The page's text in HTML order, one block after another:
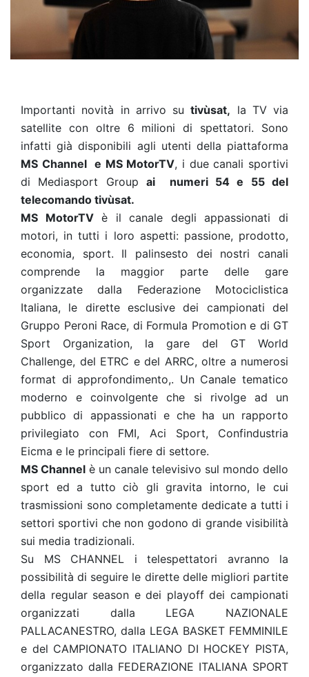
Importanti novità in arrivo sutivùsat, la TV via
satellite con oltre 6 milioni di spettatori. Sono
infatti già disponibili agli utenti della piattaforma
MS Channel e MS MotorTV, i due canali sportivi
di Mediasport Group ai numeri 54 e 55 del
telecomando tivùsat.
MS MotorTVè il canale degli appassionati di
motori, in tutti i loro aspetti: passione, prodotto,
economia, sport. Il palinsesto dei nostri canali
comprende la maggior parte delle gare
organizzate dalla Federazione Motociclistica
Italiana, le dirette esclusive dei campionati del
Gruppo Peroni Race, di Formula Promotion e di GT
Sport Organization, la gare del GT World
Challenge, del ETRC e del ARRC, oltre a numerosi
format di approfondimento,. Un Canale tematico
moderno e coinvolgente che si rivolge ad un
pubblico di appassionati e che ha un rapporto
privilegiato con FMI, Aci Sport, Confindustria
Eicma e le principali fiere di settore.
MS Channel è un canale televisivo sul mondo dello
sport ed a tutto ciò gli gravita intorno, le cui
trasmissioni sono completamente dedicate a tutti i
settori sportivi che non godono di grande visibilità
sui media tradizionali.
Su MS CHANNEL i telespettatori avranno la
possibilità di seguire le dirette delle migliori partite
della regular season e dei playoff dei campionati
organizzati dalla LEGA NAZIONALE
PALLACANESTRO, dalla LEGA BASKET FEMMINILE
e del CAMPIONATO ITALIANO DI HOCKEY PISTA,
organizzato dalla FEDERAZIONE ITALIANA SPORT